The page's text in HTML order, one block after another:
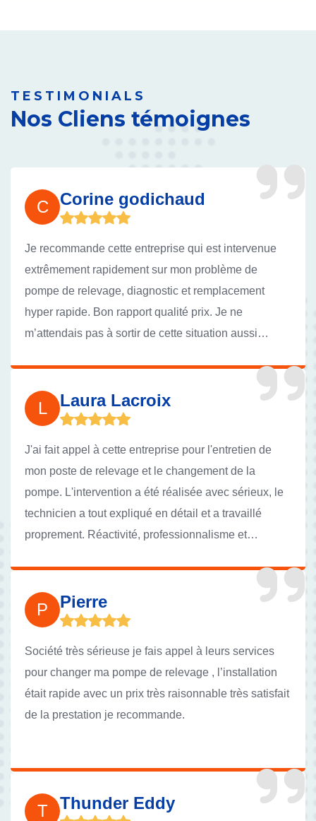
TESTIMONIALS
Nos Cliens témoignes
C Corine godichaud
Je recommande cette entreprise qui est intervenue
extrêmement rapidement sur mon problème de
pompe de relevage, diagnostic et remplacement
hyper rapide. Bon rapport qualité prix. Je ne
m’attendais pas à sortir de cette situation aussi
L Laura Lacroix
J'ai fait appel à cette entreprise pour l'entretien de
mon poste de relevage et le changement de la
pompe. L'intervention a été réalisée avec sérieux, le
technicien a tout expliqué en détail et a travaillé
proprement. Réactivité, professionnalisme et
de savoir que mon installation est entre de bonnes
mains. Je recommande vivement leurs services !
P Pierre
Société très sérieuse je fais appel à leurs services
pour changer ma pompe de relevage , l’installation
était rapide avec un prix très raisonnable très satisfait
de la prestation je recommande.
T Thunder Eddy